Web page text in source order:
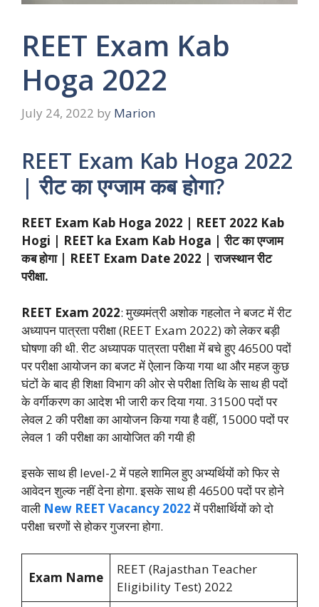
REET Exam Kab
Hoga 2022
July 24, 2022 by Marion
REET Exam Kab Hoga 2022
| रीट का एग्जाम कब होगा?
REET Exam Kab Hoga 2022 | REET 2022 Kab
Hogi | REET ka Exam Kab Hoga | रीट का एग्जाम
कब होगा | REET Exam Date 2022 | राजस्थान रीट
परीक्षा.
REET Exam 2022: मुख्यमंत्री अशोक गहलोत ने बजट में रीट
अध्यापन पात्रता परीक्षा (REET Exam 2022) को लेकर बड़ी
घोषणा की थी. रीट अध्यापक पात्रता परीक्षा में बचे हुए 46500 पदों
पर परीक्षा आयोजन का बजट में ऐलान किया गया था और महज कुछ
घंटों के बाद ही शिक्षा विभाग की ओर से परीक्षा तिथि के साथ ही पदों
के वर्गीकरण का आदेश भी जारी कर दिया गया. 31500 पदों पर
लेवल 2 की परीक्षा का आयोजन किया गया है वहीं, 15000 पदों पर
लेवल 1 की परीक्षा का आयोजित की गयी ही
इसके साथ ही level-2 में पहले शामिल हुए अभ्यर्थियों को फिर से
आवेदन शुल्क नहीं देना होगा. इसके साथ ही 46500 पदों पर होने
वाली New REET Vacancy 2022में परीक्षार्थियों को दो
परीक्षा चरणों से होकर गुजरना होगा.
Exam Name
REET (Rajasthan Teacher
Eligibility Test) 2022